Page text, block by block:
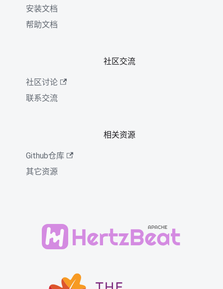
安装文档
帮助文档
社区交流
社区讨论
联系交流
相关资源
Github仓库
其它资源